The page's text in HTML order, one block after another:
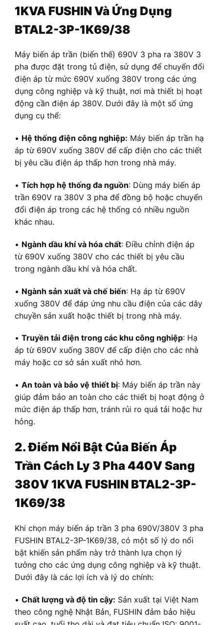
1KVA FUSHIN Và Ứng Dụng
BTAL2-3P-1K69/38
Máy biến áp trần (biến thế) 690V 3 pha ra 380V 3
pha được đặt trong tủ điện, sử dụng để chuyển đổi
điện áp từ mức 690V xuống 380V trong các ứng
dụng công nghiệp và kỹ thuật, nơi mà thiết bị hoạt
động cần điện áp 380V. Dưới đây là một số ứng
dụng cụ thể:
• Hệ thống điện công nghiệp: Máy biến áp trần hạ
áp từ 690V xuống 380V để cấp điện cho các thiết
bị yêu cầu điện áp thấp hơn trong nhà máy.
• Tích hợp hệ thống đa nguồn: Dùng máy biến áp
trần 690V ra 380V 3 pha để đồng bộ hoặc chuyển
đổi điện áp trong các hệ thống có nhiều nguồn
khác nhau.
• Ngành dầu khí và hóa chất: Điều chỉnh điện áp
từ 690V xuống 380V cho các thiết bị yêu cầu
trong ngành dầu khí và hóa chất.
• Ngành sản xuất và chế biến: Hạ áp từ 690V
xuống 380V để đáp ứng nhu cầu điện của các dây
chuyền sản xuất hoặc thiết bị trong nhà máy.
• Truyền tải điện trong các khu công nghiệp: Hạ
áp từ 690V xuống 380V để cấp điện cho các nhà
máy hoặc cơ sở sản xuất nhỏ hơn.
• An toàn và bảo vệ thiết bị: Máy biến áp trần này
giúp đảm bảo an toàn cho các thiết bị hoạt động ở
mức điện áp thấp hơn, tránh rủi ro quá tải hoặc hư
hỏng.
2. Điểm Nổi Bật Của Biến Áp
Trần Cách Ly 3 Pha 440V Sang
380V 1KVA FUSHIN BTAL2-3P-
1K69/38
Khi chọn máy biến áp trần 3 pha 690V/380V 3 pha
FUSHIN BTAL2-3P-1K69/38, có một số lý do nổi
bật khiến sản phẩm này trở thành lựa chọn lý
tưởng cho các ứng dụng công nghiệp và kỹ thuật.
Dưới đây là các lợi ích và lý do chính:
• Chất lượng và độ tin cậy: Sản xuất tại Việt Nam
theo công nghệ Nhật Bản, FUSHIN đảm bảo hiệu